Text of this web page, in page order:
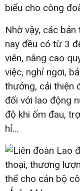
biểu cho công
Nhờ vậy, các
nay đều có từ 3
viên, nâng cao
việc, nghỉ ngơi,
thưởng, cải thiện
đối với lao động
độ khi ốm đau,
hỉ...